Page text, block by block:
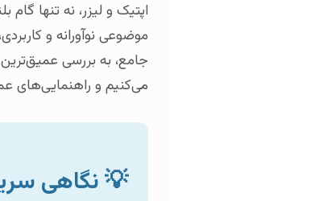
اپتیک و لیزر، نه تنها
موضوعی نوآورانه و
جامع، به بررسی عمیق‌ترین
می‌کنیم و راهنمایی‌های
💡 نگاهی